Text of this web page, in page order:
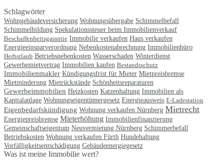
Schlagwörter
Wohngebäudeversicherung Wohnungsübergabe Schimmelbefall
Schimmelbildung Spekulationssteuer beim Immobilienverkauf
Beschaffenheitsgarantie Immobilie verkaufen Haus verkaufen
Energieeinsparverordnung Nebenkostenabrechnung Immobilienbüro
Herbstlaub Betriebsnebenkosten Wasserschaden Winterdienst
Gewerbemietvertrag Immobilien kaufen Bestandsschutz
Immobilienmakler Kündigungsfrist für Mieter Mietpreisbremse
Mietminderung Mietrückstände Schönheitsreparaturen
Gewerbeimmobilien Heizkosten Katzenhaltung Immobilien als
Kapitalanlage Wohnungseigentümergesetz Energieausweis E-Ladestation
Eigenbedarfskündigung Wohnung verkaufen Nürnberg Mietrecht
Energiepreisbremse Mieterhöhung Immobilienfinanzierung
Gemeinschaftseigentum Neuvermietung Nürnberg Schimmerbefall
Betriebskosten Wohnung verkaufen Fürth Hundehaltung
Vorfälligkeitsentschädigung Gebäudeenergiegesetz
Was ist meine Immobilie wert?